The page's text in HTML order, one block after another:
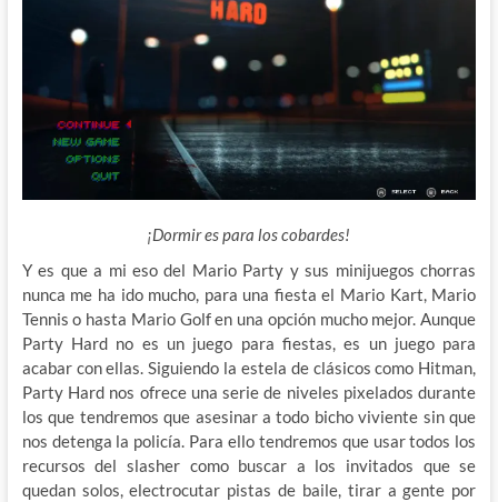
¡Dormir es para los cobardes!
Y es que a mi eso del Mario Party y sus minijuegos chorras
nunca me ha ido mucho, para una fiesta el Mario Kart, Mario
Tennis o hasta Mario Golf en una opción mucho mejor. Aunque
Party Hard no es un juego para fiestas, es un juego para
acabar con ellas. Siguiendo la estela de clásicos como Hitman,
Party Hard nos ofrece una serie de niveles pixelados durante
los que tendremos que asesinar a todo bicho viviente sin que
nos detenga la policía. Para ello tendremos que usar todos los
recursos del slasher como buscar a los invitados que se
quedan solos, electrocutar pistas de baile, tirar a gente por